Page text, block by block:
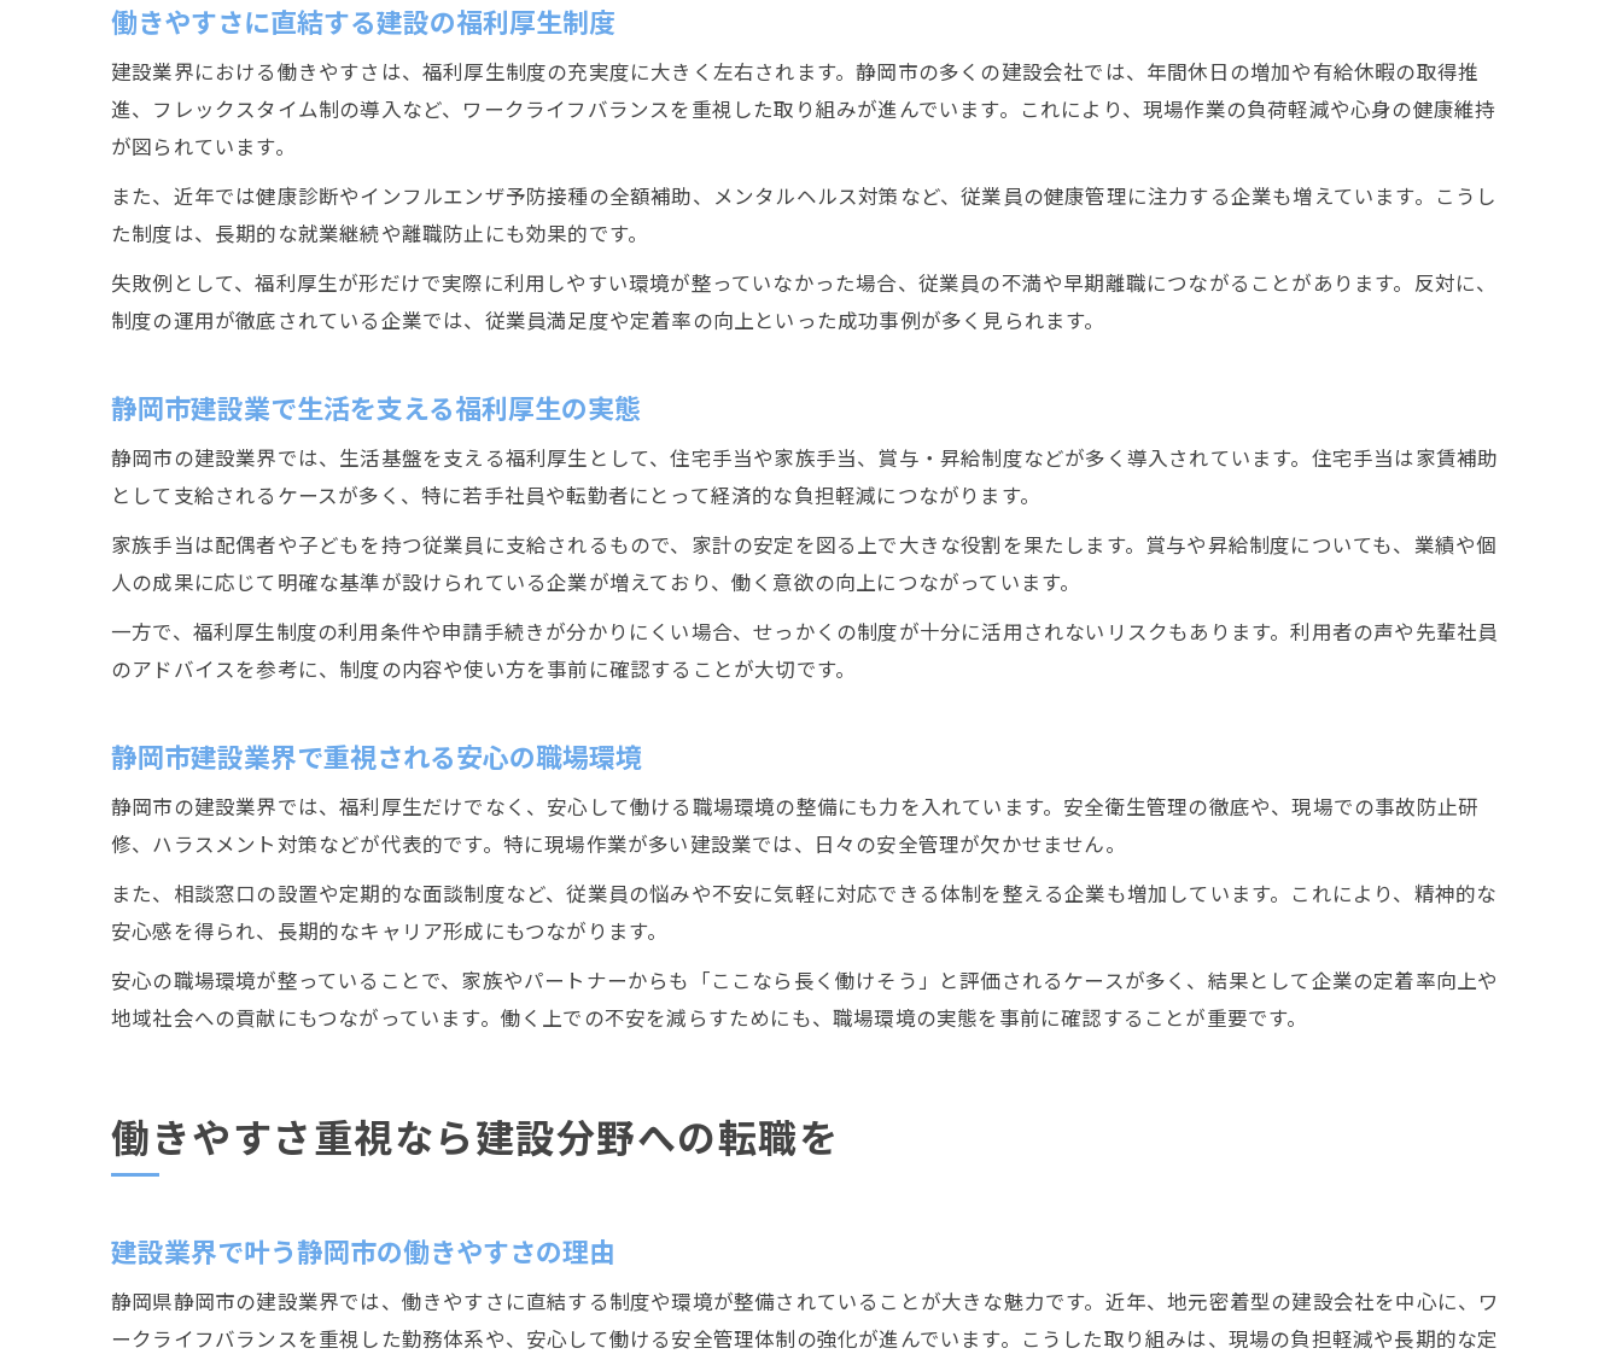
建設業界で長く働ける静岡の制度を解説
静岡市勤務で選ぶ建設業の安定と安心感
建設業界で選ばれる静岡市勤務の魅力とは
建設分野で重視される静岡市の安心感と実力
静岡市勤務の建設業で叶える生活の安定
働きやすさに直結する建設の福利厚生制度
建設業界における働きやすさは、福利厚生制度の充実度に大きく左右されます。静岡市の多くの建設会社では、年間休日の増加や有給休暇の取得推
進、フレックスタイム制の導入など、ワークライフバランスを重視した取り組みが進んでいます。これにより、現場作業の負荷軽減や心身の健康維持
が図られています。
また、近年では健康診断やインフルエンザ予防接種の全額補助、メンタルヘルス対策など、従業員の健康管理に注力する企業も増えています。こうし
た制度は、長期的な就業継続や離職防止にも効果的です。
失敗例として、福利厚生が形だけで実際に利用しやすい環境が整っていなかった場合、従業員の不満や早期離職につながることがあります。反対に、
制度の運用が徹底されている企業では、従業員満足度や定着率の向上といった成功事例が多く見られます。
静岡市建設業で生活を支える福利厚生の実態
静岡市の建設業界では、生活基盤を支える福利厚生として、住宅手当や家族手当、賞与・昇給制度などが多く導入されています。住宅手当は家賃補助
として支給されるケースが多く、特に若手社員や転勤者にとって経済的な負担軽減につながります。
家族手当は配偶者や子どもを持つ従業員に支給されるもので、家計の安定を図る上で大きな役割を果たします。賞与や昇給制度についても、業績や個
人の成果に応じて明確な基準が設けられている企業が増えており、働く意欲の向上につながっています。
一方で、福利厚生制度の利用条件や申請手続きが分かりにくい場合、せっかくの制度が十分に活用されないリスクもあります。利用者の声や先輩社員
のアドバイスを参考に、制度の内容や使い方を事前に確認することが大切です。
静岡市建設業界で重視される安心の職場環境
静岡市の建設業界では、福利厚生だけでなく、安心して働ける職場環境の整備にも力を入れています。安全衛生管理の徹底や、現場での事故防止研
修、ハラスメント対策などが代表的です。特に現場作業が多い建設業では、日々の安全管理が欠かせません。
また、相談窓口の設置や定期的な面談制度など、従業員の悩みや不安に気軽に対応できる体制を整える企業も増加しています。これにより、精神的な
安心感を得られ、長期的なキャリア形成にもつながります。
安心の職場環境が整っていることで、家族やパートナーからも「ここなら長く働けそう」と評価されるケースが多く、結果として企業の定着率向上や
地域社会への貢献にもつながっています。働く上での不安を減らすためにも、職場環境の実態を事前に確認することが重要です。
働きやすさ重視なら建設分野への転職を
建設業界で叶う静岡市の働きやすさの理由
静岡県静岡市の建設業界では、働きやすさに直結する制度や環境が整備されていることが大きな魅力です。近年、地元密着型の建設会社を中心に、ワ
ークライフバランスを重視した勤務体系や、安心して働ける安全管理体制の強化が進んでいます。こうした取り組みは、現場の負担軽減や長期的な定